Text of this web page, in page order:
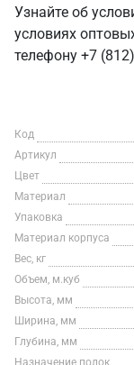
Узнайте об
условиях
телефону +7
Код
Артикул
Цвет
Материал
Упаковка
Материал корпуса
Вес, кг
Объем, м.куб
Высота, мм
Ширина, мм
Глубина, мм
Назначение полок